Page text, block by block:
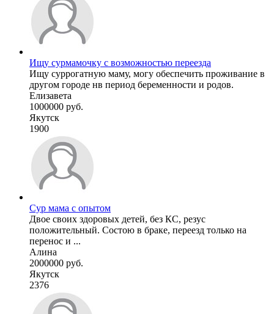
Ищу сурмамочку с возможностью переезда
Ищу суррогатную маму, могу обеспечить проживание в
другом городе нв период беременности и родов.
Елизавета
1000000 руб.
Якутск
1900
Сур мама с опытом
Двое своих здоровых детей, без КС, резус
положительный. Состою в браке, переезд только на
перенос и ...
Алина
2000000 руб.
Якутск
2376